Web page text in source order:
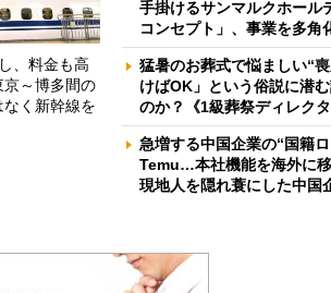
、料金も高
京～博多間の
く新幹線を
手掛けるサンマルクホー
コンセプト」、事業を多角
猛暑のお葬式で悩ましい“
けばOK」という俗説に潜
のか？《1級葬祭ディレクタ
急増する中国企業の“国籍
Temu…本社機能を海外に
現地人を隠れ蓑にした中国